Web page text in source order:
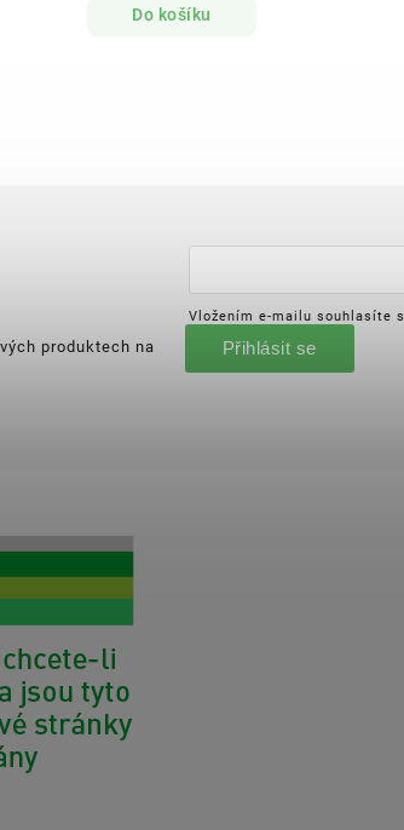
Do košíku
produktech na
Vložením e-mailu souhlasíte s
Přihlásit se